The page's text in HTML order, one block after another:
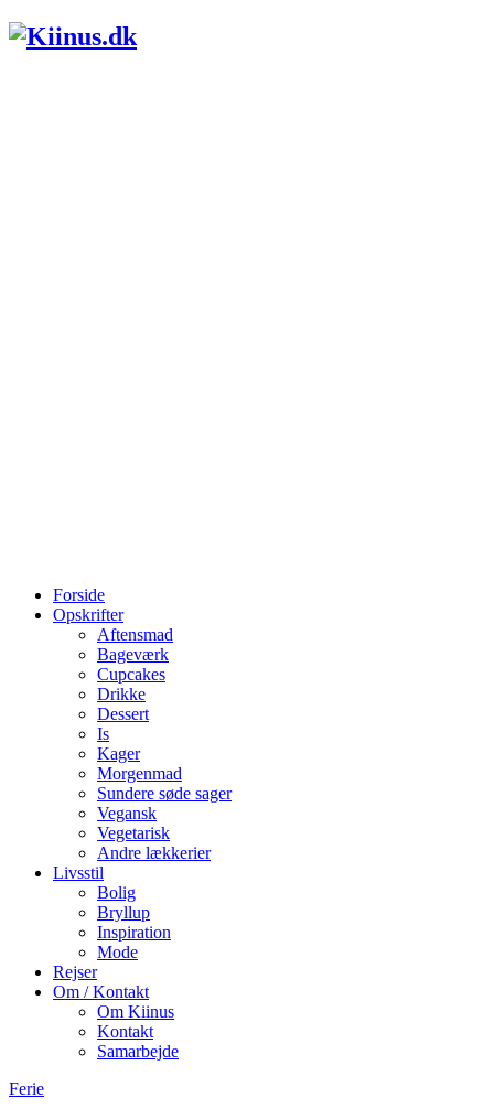
Forside
Opskrifter
Aftensmad
Bageværk
Cupcakes
Drikke
Dessert
Is
Kager
Morgenmad
Sundere søde sager
Vegansk
Vegetarisk
Andre lækkerier
Livsstil
Bolig
Bryllup
Inspiration
Mode
Rejser
Om / Kontakt
Om Kiinus
Kontakt
Samarbejde
Ferie